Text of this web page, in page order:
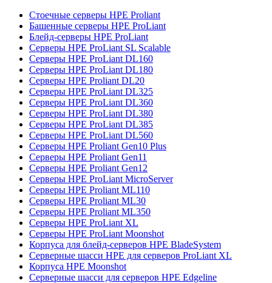
Стоечные серверы HPE Proliant
Башенные серверы HPE ProLiant
Блейд-серверы HPE ProLiant
Серверы HPE ProLiant SL Scalable
Серверы HPE ProLiant DL160
Серверы HPE ProLiant DL180
Серверы HPE Proliant DL20
Серверы HPE ProLiant DL325
Серверы HPE ProLiant DL360
Серверы HPE ProLiant DL380
Серверы HPE ProLiant DL385
Серверы HPE ProLiant DL560
Серверы HPE Proliant Gen10 Plus
Серверы HPE Proliant Gen11
Серверы HPE Proliant Gen12
Серверы HPE ProLiant MicroServer
Серверы HPE Proliant ML110
Серверы HPE Proliant ML30
Серверы HPE Proliant ML350
Серверы HPE ProLiant XL
Серверы HPE ProLiant Moonshot
Корпуса для блейд-серверов HPE BladeSystem
Серверные шасси HPE для серверов ProLiant XL
Корпуса HPE Moonshot
Серверные шасси для серверов HPE Edgeline